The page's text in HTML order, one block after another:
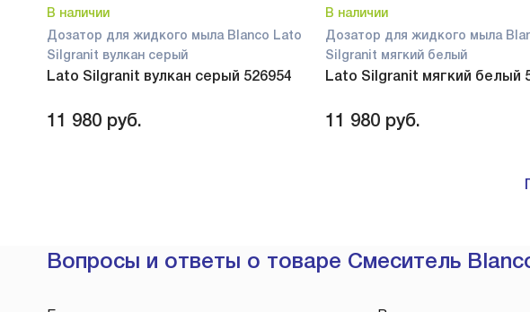
В наличии
Дозатор для жидкого мыла Blanco Lato
Silgranit вулкан серый
Lato Silgranit вулкан серый 526954
11 980 руб.
В наличии
Дозатор для жидкого мыла
Silgranit мягкий белый
Lato Silgranit мягкий белый
11 980 руб.
Вопросы и ответы о товаре Смеситель